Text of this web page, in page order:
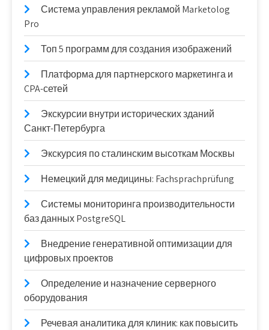
Система управления рекламой Marketolog
Pro
Топ 5 программ для создания изображений
Платформа для партнерского маркетинга и
CPA-сетей
Экскурсии внутри исторических зданий
Санкт-Петербурга
Экскурсия по сталинским высоткам Москвы
Немецкий для медицины: Fachsprachprüfung
Системы мониторинга производительности
баз данных PostgreSQL
Внедрение генеративной оптимизации для
цифровых проектов
Определение и назначение серверного
оборудования
Речевая аналитика для клиник: как повысить